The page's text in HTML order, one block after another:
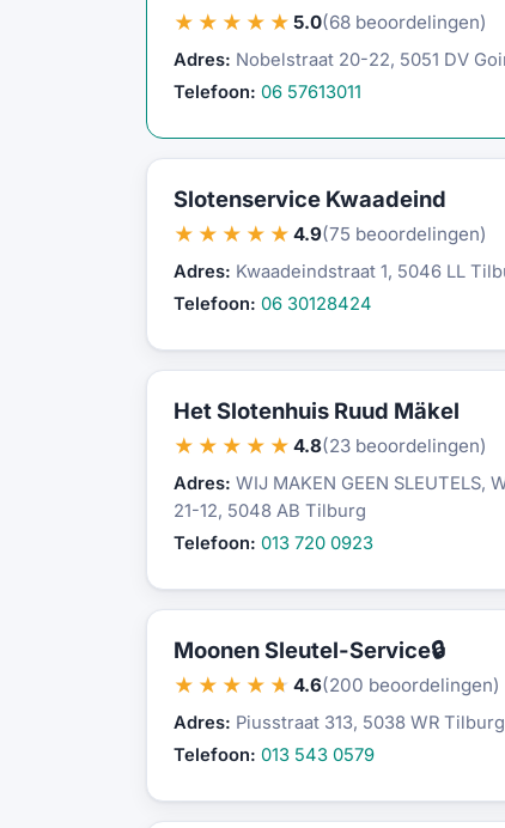
★★★★★ 5.0(68 beoordelingen)
Adres: Nobelstraat 20-22, 5051 DV
Telefoon: 06 57613011
Slotenservice Kwaadeind
★★★★★ 4.9(75 beoordelingen)
Adres: Kwaadeindstraat 1, 5046 LL
Telefoon: 06 30128424
Het Slotenhuis Ruud Mäkel
★★★★★ 4.8(23 beoordelingen)
Adres: WIJ MAKEN GEEN SLEUTELS,
21-12, 5048 AB Tilburg
Telefoon: 013 720 0923
Moonen Sleutel-Service🔒
★★★★★ 4.6(200 beoordelingen)
Adres: Piusstraat 313, 5038 WR Tilburg
Telefoon: 013 543 0579